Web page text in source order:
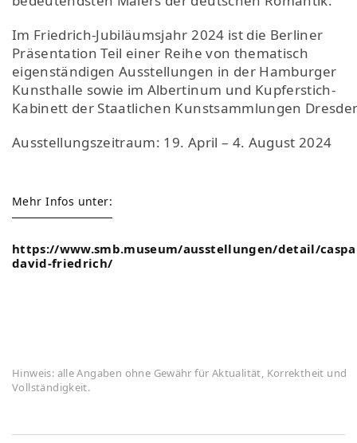
Im Friedrich-Jubiläumsjahr 2024 ist die Berliner
Präsentation Teil einer Reihe von thematisch
eigenständigen Ausstellungen in der Hamburger
Kunsthalle sowie im Albertinum und Kupferstich-
Kabinett der Staatlichen Kunstsammlungen
Ausstellungszeitraum: 19. April – 4. August 2024
Mehr Infos unter:
https://www.smb.museum/ausstellungen/detail/
david-friedrich/
Hinweis: alle Angaben ohne Gewähr für Aktualität, Korrektheit und
Vollständigkeit.